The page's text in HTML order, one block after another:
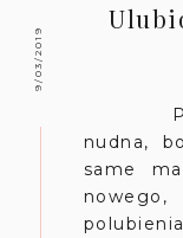
9/03/2019
nudna,
same